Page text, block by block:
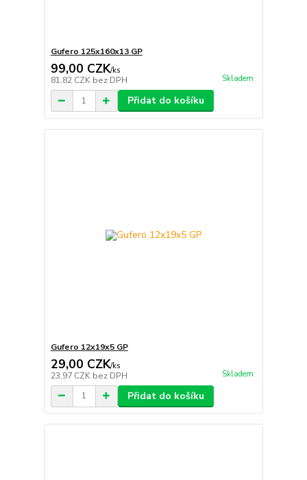
Gufero 125x160x13 GP
99,00 CZK/ks
81,82 CZK bez DPH Skladem
Přidat do košíku
Gufero 12x19x5 GP
29,00 CZK/ks
23,97 CZK bez DPH Skladem
Přidat do košíku